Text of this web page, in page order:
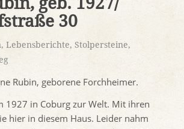
30
, Lebensberichte, Stolpersteine,
Rubin, geborene Forchheimer.
1927 in Coburg zur Welt. Mit ihren
hier in diesem Haus. Leider nahm